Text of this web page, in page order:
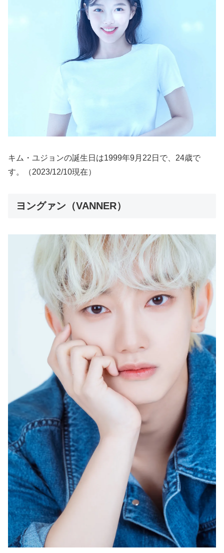
キム・ユジョンの誕生日は1999年9月22日で、24歳で
す。（2023/12/10現在）
ヨングァン（VANNER）